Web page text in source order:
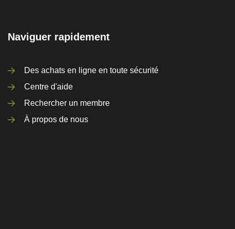
Naviguer rapidement
Des achats en ligne en toute sécurité
Centre d'aide
Rechercher un membre
À propos de nous